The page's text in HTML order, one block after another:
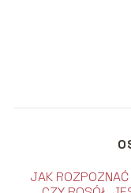
JAK ROZPOZNAĆ